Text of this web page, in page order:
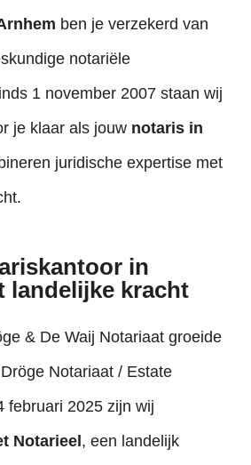
ben je verzekerd van
notariële
1 november 2007 staan wij
je klaar als jouw notaris in
juridische expertise met
in
landelijke kracht
& De Waij Notariaat groeide
Notariaat / Estate
februari 2025 zijn wij
Notarieel, een landelijk